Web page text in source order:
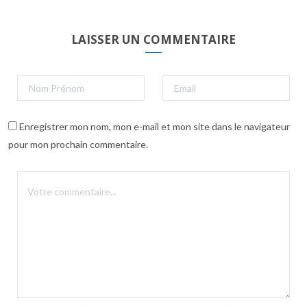
LAISSER UN COMMENTAIRE
Enregistrer mon nom, mon e-mail et mon site dans le navigateur
pour mon prochain commentaire.